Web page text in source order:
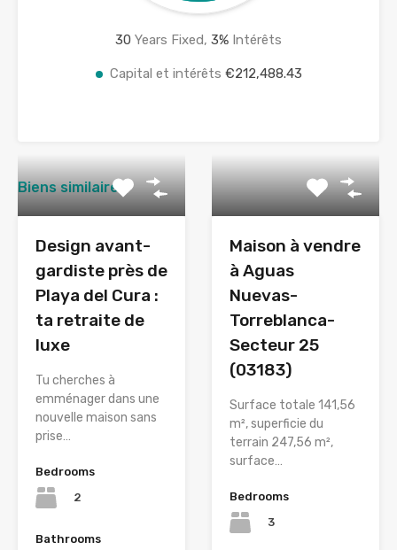
30 Years Fixed, 3% Intérêts
Capital et intérêts €212,488.43
Biens similaires
Design avant-
gardiste près de
Playa del Cura :
ta retraite de
luxe
Tu cherches à
emménager dans une
nouvelle maison sans
prise…
Bedrooms
2
Bathrooms
Maison à vendre
à Aguas
Nuevas-
Torreblanca-
Secteur 25
(03183)
Surface totale 141,56
m², superficie du
terrain 247,56 m²,
surface…
Bedrooms
3